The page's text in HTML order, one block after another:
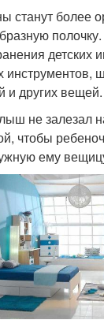
станут более
детских
инструментов,
и других вещей.
не залезал
чтобы
ему